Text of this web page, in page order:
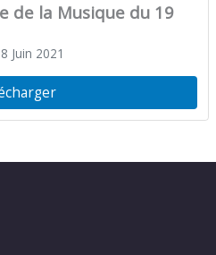
de la Musique du 19
Juin 2021